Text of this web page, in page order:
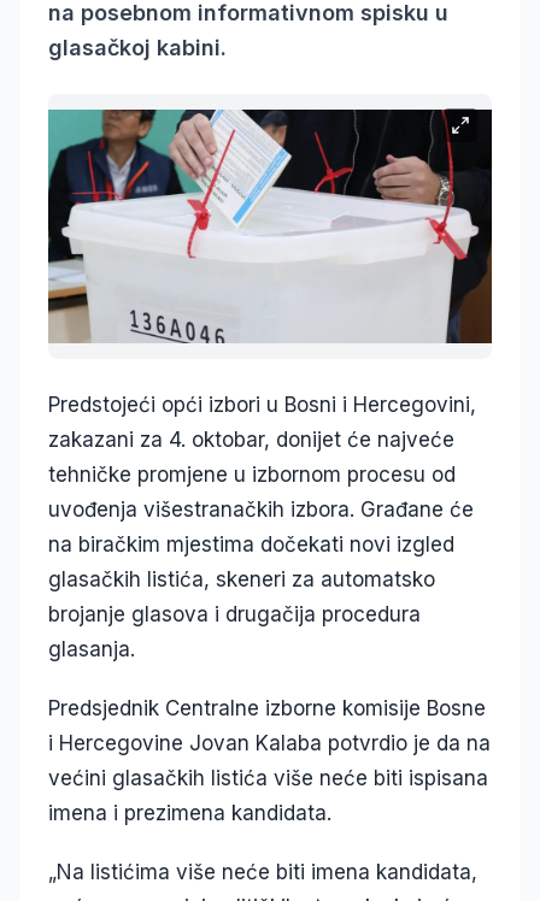
na posebnom informativnom spisku u
glasačkoj kabini.
Predstojeći opći izbori u Bosni i Hercegovini,
zakazani za 4. oktobar, donijet će najveće
tehničke promjene u izbornom procesu od
uvođenja višestranačkih izbora. Građane će
na biračkim mjestima dočekati novi izgled
glasačkih listića, skeneri za automatsko
brojanje glasova i drugačija procedura
glasanja.
Predsjednik Centralne izborne komisije Bosne
i Hercegovine Jovan Kalaba potvrdio je da na
većini glasačkih listića više neće biti ispisana
imena i prezimena kandidata.
„Na listićima više neće biti imena kandidata,